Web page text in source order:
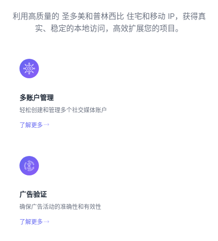
利用高质量的 圣多美和普林西比 住宅和移动 IP，获得真
实、稳定的本地访问，高效扩展您的项目。
多账户管理
轻松创建和管理多个社交媒体账户
了解更多
广告验证
确保广告活动的准确性和有效性
了解更多